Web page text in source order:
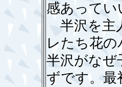
感あってい
半沢を主
レたち花
半沢がなぜ
ずです。最